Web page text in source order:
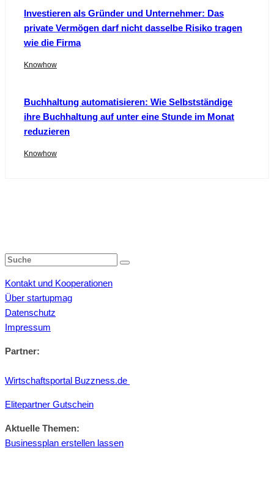
Investieren als Gründer und Unternehmer: Das
private Vermögen darf nicht dasselbe Risiko tragen
wie die Firma
Knowhow
Buchhaltung automatisieren: Wie Selbstständige
ihre Buchhaltung auf unter eine Stunde im Monat
reduzieren
Knowhow
Kontakt und Kooperationen
Über startupmag
Datenschutz
Impressum
Partner:
Wirtschaftsportal Buzzness.de
Elitepartner Gutschein
Aktuelle Themen:
Businessplan erstellen lassen